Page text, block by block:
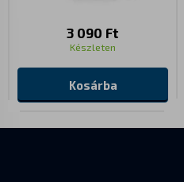
3 090 Ft
Készleten
Kosárba